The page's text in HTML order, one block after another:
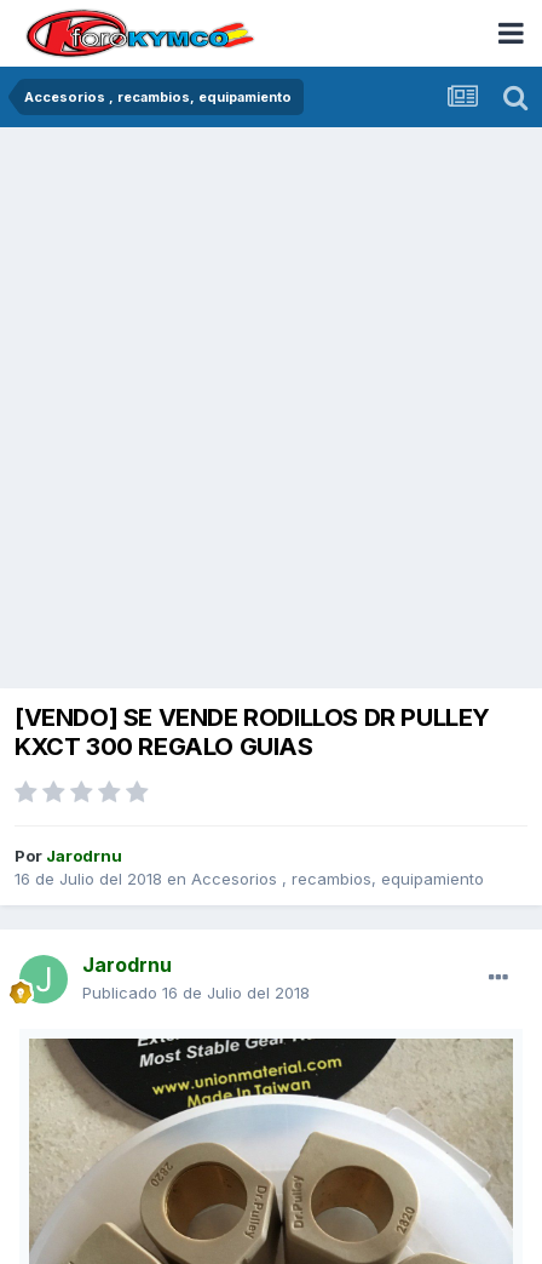
Accesorios , recambios, equipamiento
[VENDO] SE VENDE RODILLOS DR PULLEY
KXCT 300 REGALO GUIAS
Por Jarodrnu
16 de Julio del 2018 en Accesorios , recambios, equipamiento
Jarodrnu
Publicado 16 de Julio del 2018